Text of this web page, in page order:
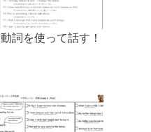
動詞を使って話す！